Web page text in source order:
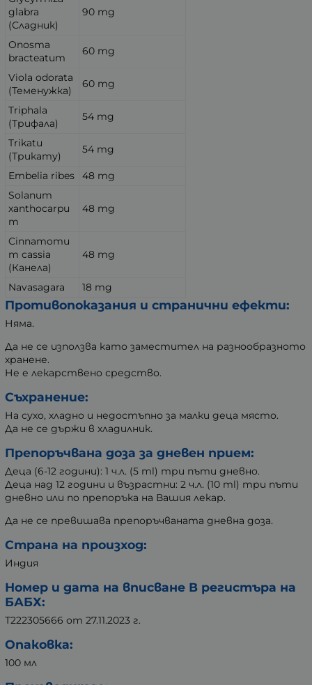
glabra
(Сладник)
90 mg
Onosma
bracteatum
60 mg
Viola odorata
(Теменужка)
60 mg
Triphala
(Трифала)
54 mg
Trikatu
(Трикату)
54 mg
Embelia ribes
48 mg
Solanum
xanthocarpu
m
48 mg
Cinnamomu
m cassia
(Канела)
48 mg
Navasagara 18 mg
Противопоказания и странични ефекти:
Няма.
Да не се използва като заместител на разнообразното
хранене.
Не е лекарствено средство.
Съхранение:
На сухо, хладно и недостъпно за малки деца място.
Да не се държи в хладилник.
Препоръчвана доза за дневен прием:
Деца (6-12 години): 1 ч.л. (5 ml) три пъти дневно.
Деца над 12 години и възрастни: 2 ч.л. (10 ml) три пъти
дневно или по препоръка на Вашия лекар.
Да не се превишава препоръчваната дневна доза.
Страна на произход:
Индия
Номер и дата на вписване В регистъра на
БАБХ:
Т222305666 от 27.11.2023 г.
Опаковка:
100 мл